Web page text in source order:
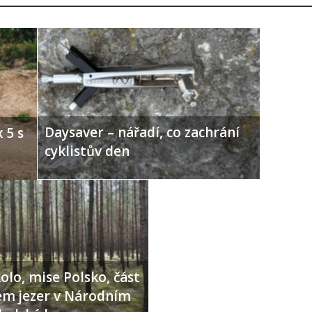
5 s
Daysaver – nářadí, co zachrání
cyklistův den
mise Polsko, část
jezer v Národním